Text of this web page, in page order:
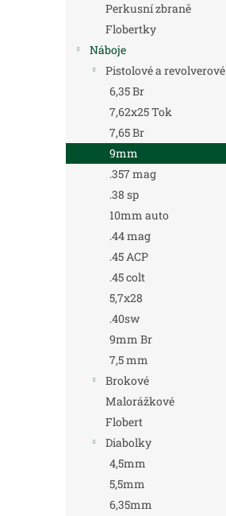
Perkusní zbraně
Flobertky
Náboje
Pistolové a revolverové
6,35 Br
7,62x25 Tok
7,65 Br
9mm
.357 mag
.38 sp
10mm auto
.44 mag
.45 ACP
.45 colt
5,7x28
.40sw
9mm Br
7,5 mm
Brokové
Malorážkové
Flobert
Diabolky
4,5mm
5,5mm
6,35mm